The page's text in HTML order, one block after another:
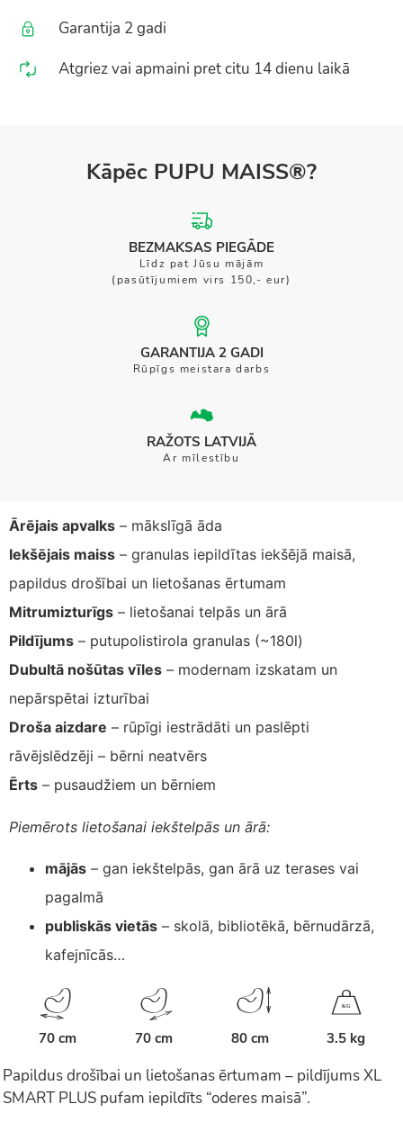
Garantija 2 gadi
Atgriez vai apmaini pret citu 14 dienu laikā
Kāpēc PUPU MAISS®?
BEZMAKSAS PIEGĀDE
Līdz pat Jūsu mājām
(pasūtījumiem virs 150,- eur)
GARANTIJA 2 GADI
Rūpīgs meistara darbs
RAŽOTS LATVIJĀ
Ar mīlestību
Ārējais apvalks – mākslīgā āda
Iekšējais maiss – granulas iepildītas iekšējā maisā,
papildus drošībai un lietošanas ērtumam
Mitrumizturīgs – lietošanai telpās un ārā
Pildījums – putupolistirola granulas (~180l)
Dubultā nošūtas vīles – modernam izskatam un
nepārspētai izturībai
Droša aizdare – rūpīgi iestrādāti un paslēpti
rāvējslēdzēji – bērni neatvērs
Ērts – pusaudžiem un bērniem
Piemērots lietošanai iekštelpās un ārā:
mājās – gan iekštelpās, gan ārā uz terases vai
pagalmā
publiskās vietās – skolā, bibliotēkā, bērnudārzā,
kafejnīcās…
70 cm 70 cm 80 cm
KG
3.5 kg
Papildus drošībai un lietošanas ērtumam – pildījums XL
SMART PLUS pufam iepildīts “oderes maisā”.